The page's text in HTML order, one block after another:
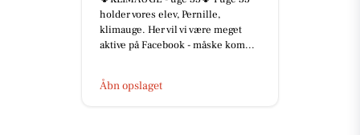
holder vores elev, Pernille,
klimauge. Her vil vi være meget
aktive på Facebook - måske kom...
Åbn opslaget